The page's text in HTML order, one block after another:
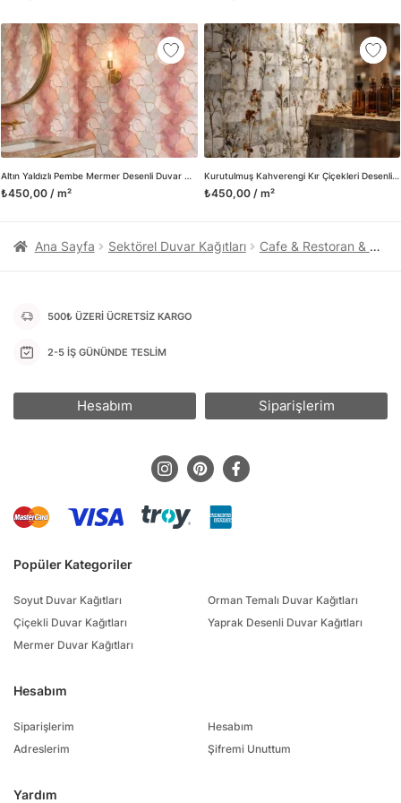
Altın Yaldızlı Pembe Mermer Desenli Duvar Kağıdı, Lüks Soyut Çatlak Mermer Dokulu Duvar Posteri
₺450,00 / m²
Kurutulmuş Kahverengi Kır Çiçekleri Desenli Duvar Kağıdı, Eskitme Beyaz Zeminli Rustik Botanik Duvar Posteri
₺450,00 / m²
üretimini ve satışını yapmaktadır. Duvar tasarımının önemini
biliyor ve evin en kritik dekorasyon alanı olduğunu kabul
ediyoruz. Bu nedenle ürün yelpazemizi sürekli genişletiyor ve
trendlere ayak uydurmanın yanı sıra yeni trendlerin oluşumunda
da öncü rol üstleniyoruz.
Herhangi bir soru ya da sorununuz olursa bizimle iletişime
geçebilirsiniz.
Ana Sayfa Sektörel Duvar Kağıtları Cafe & Restoran & Pastane Duvar Kağıtları
Popüler Kategoriler
Soyut Duvar Kağıtları
Çiçekli Duvar Kağıtları
Mermer Duvar Kağıtları
Orman Temalı Duvar Kağıtları
Yaprak Desenli Duvar Kağıtları
Hesabım
Siparişlerim
Adreslerim
Hesabım
Şifremi Unuttum
Yardım
500₺ ÜZERİ ÜCRETSİZ KARGO
2-5 İŞ GÜNÜNDE TESLİM
Hesabım Siparişlerim